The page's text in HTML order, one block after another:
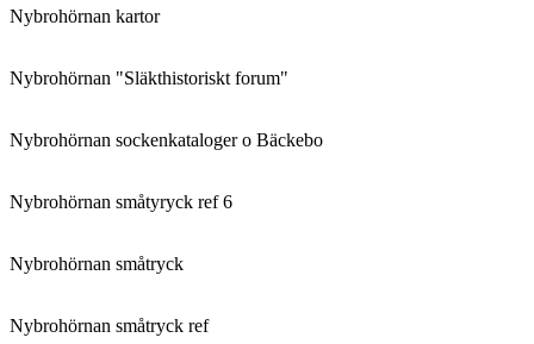
Nybrohörnan kartor
Nybrohörnan "Släkthistoriskt forum"
Nybrohörnan sockenkataloger o Bäckebo
Nybrohörnan småtyryck ref 6
Nybrohörnan småtryck
Nybrohörnan småtryck ref